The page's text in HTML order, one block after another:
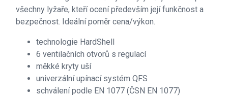
všechny lyžaře, kteří ocení především její funkčnost a
bezpečnost. Ideální poměr cena/výkon.
technologie HardShell
6 ventilačních otvorů s regulací
měkké kryty uší
univerzální upínací systém QFS
schválení podle EN 1077 (ČSN EN 1077)